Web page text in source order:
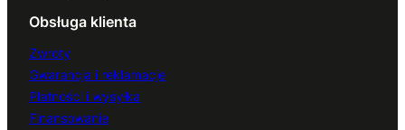
Obsługa klienta
Zwroty
Gwarancja i reklamacje
Płatności i wysyłka
Finansowanie